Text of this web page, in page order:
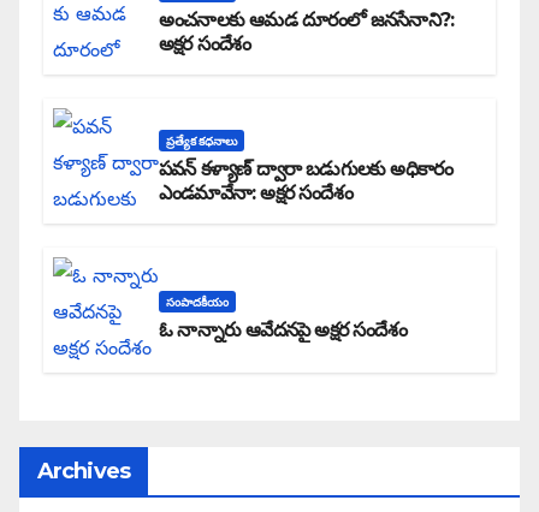
అంచనాలకు ఆమడ దూరంలో జనసేనాని?:
అక్షర సందేశం
ప్రత్యేక కధనాలు
పవన్ కళ్యాణ్ ద్వారా బడుగులకు అధికారం
ఎండమావేనా: అక్షర సందేశం
సంపాదకీయం
ఓ నాన్నారు ఆవేదనపై అక్షర సందేశం
Archives